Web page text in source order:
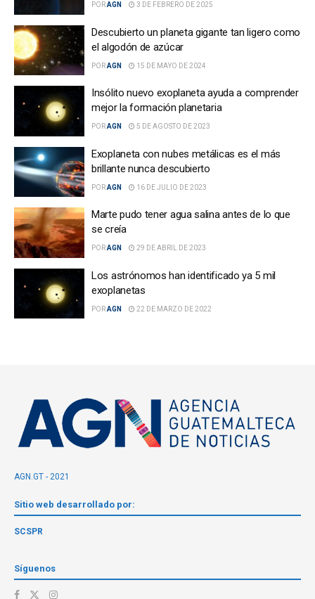
PORAGN 3 DE FEBRERO DE 2025
Descubierto un planeta gigante tan ligero como
el algodón de azúcar
PORAGN 15 DE MAYO DE 2024
Insólito nuevo exoplaneta ayuda a comprender
mejor la formación planetaria
PORAGN 5 DE AGOSTO DE 2023
Exoplaneta con nubes metálicas es el más
brillante nunca descubierto
PORAGN 16 DE JULIO DE 2023
Marte pudo tener agua salina antes de lo que
se creía
PORAGN 29 DE ABRIL DE 2023
Los astrónomos han identificado ya 5 mil
exoplanetas
PORAGN 22 DE MARZO DE 2022
AGN.GT - 2021
Sitio web desarrollado por:
SCSPR
Síguenos